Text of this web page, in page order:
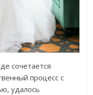
сочетается
процесс с
удалось